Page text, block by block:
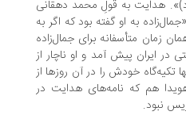
به قولِ محمد دهقانی
به او گفته بود که اگر به
متأسفانه برای جمال‌زاده
پیش آمد و او ناچار از
خودش را در آن روزها از
که نامه‌های هدایت در